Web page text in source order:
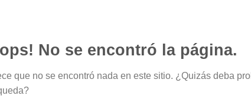
No se encontró la página.
que no se encontró nada en este sitio. ¿Quizás deba